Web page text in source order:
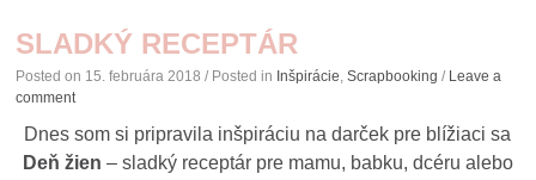
SLADKÝ RECEPTÁR
Posted on 15. februára 2018 / Posted in Inšpirácie,Scrapbooking / Leave a
comment
Dnes som si pripravila inšpiráciu na darček pre blížiaci sa
Deň žien – sladký receptár pre mamu, babku, dcéru alebo